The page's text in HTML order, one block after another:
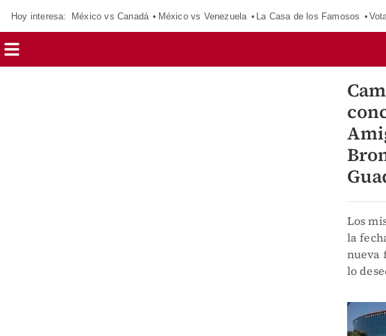
Hoy interesa: México vs Canadá México vs Venezuela La Casa de los Famosos
Los
la
nueva
lo